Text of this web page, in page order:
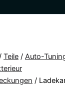
Teile / Auto-
/